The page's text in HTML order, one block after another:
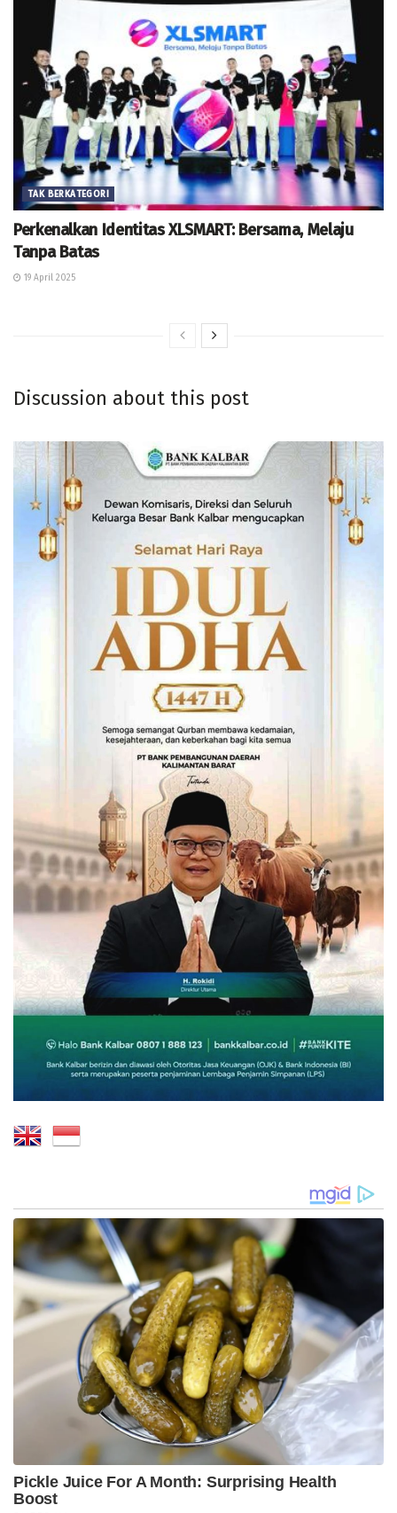
TAK BERKATEGORI
Perkenalkan Identitas XLSMART: Bersama, Melaju
Tanpa Batas
19 April 2025
Discussion about this post